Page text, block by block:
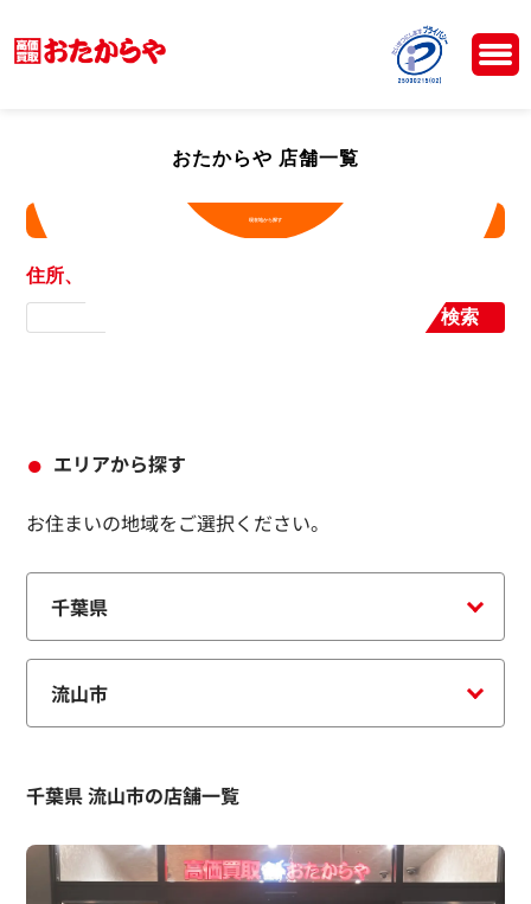
おたからや 店舗一覧
現在地から探す
住所、店舗名から探す
検索
エリアから探す
お住まいの地域をご選択ください。
千葉県 流山市の店舗一覧